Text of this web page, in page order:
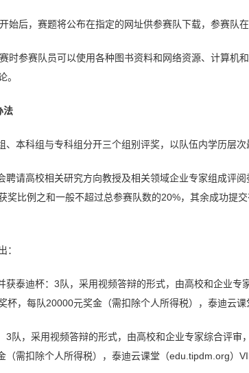
始后，赛题将公布在指定的网址供参赛队下载，参赛队
时参赛队员可以使用各种图书资料和网络资源、计算机
。
法
、本科组与专科组分开三个组别评奖，以队伍内学历层次
聘请高校相关研究方向教授及相关领域企业专家组成评
奖比例之和一般不超过总参赛队数的20%，其余成功提
：
获泰迪杯：3队，采用视频答辩的形式，由高校和企业专
杯，每队20000元奖金（需扣除个人所得税），泰迪云
3队，采用视频答辩的形式，由高校和企业专家综合评审
（需扣除个人所得税），泰迪云课堂（edu.tipdm.org）